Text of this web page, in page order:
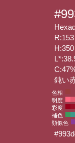
鈍い
色相
明度
彩度
補色
類似色